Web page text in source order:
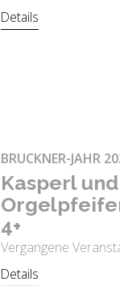
Details
BRUCKNER-JAHR
Kas­perl
4+
Vergangene
Details